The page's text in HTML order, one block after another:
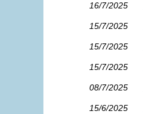
16/7/2025
15/7/2025
15/7/2025
15/7/2025
08/7/2025
15/6/2025